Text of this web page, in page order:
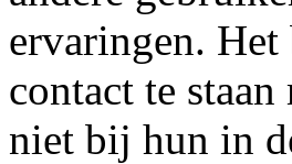
ervaringen.
contact te
niet bij hun in